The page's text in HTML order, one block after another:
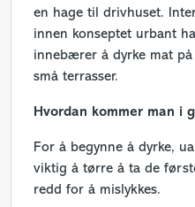
en hage til drivhuset.
innen konseptet urbant
innebærer å dyrke mat
små terrasser.
Hvordan kommer man i
For å begynne å dyrke,
viktig å tørre å ta de
redd for å mislykkes.